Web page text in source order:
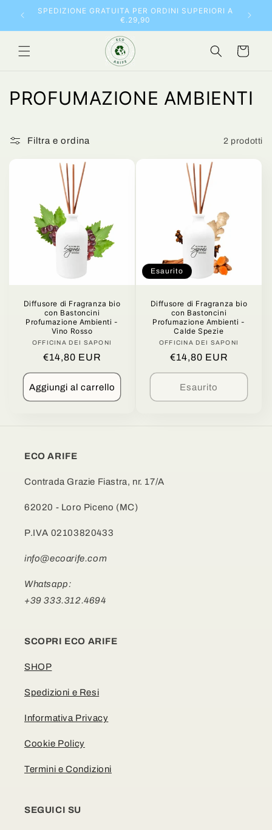
direttamenteSPEDIZIONE GRATUITA PER ORDINI SUPERIORI A
€.29,90
10% DI
Carrello
C
l
PROFUMAZIONE AMBIENTI
Filtra e ordina 2 prodotti
Diffusore di Fragranza bio
con Bastoncini
Profumazione Ambienti -
Vino Rosso
Produttore:
OFFICINA DEI SAPONI
Prezzo
di
listino
€14,80 EUR
Aggiungi al carrello
Esaurito
Diffusore di Fragranza bio
con Bastoncini
Profumazione Ambienti -
Calde Spezie
Produttore:
OFFICINA DEI SAPONI
Prezzo
di
listino
€14,80 EUR
Esaurito
ECO ARIFE
Contrada Grazie Fiastra, nr. 17/A
62020 - Loro Piceno (MC)
P.IVA 02103820433
info@ecoarife.com
Whatsapp:
+39 333.312.4694
SCOPRI ECO ARIFE
SHOP
Spedizioni e Resi
Informativa Privacy
Cookie Policy
Termini e Condizioni
SEGUICI SU